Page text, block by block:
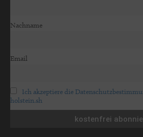
Nachname
Email
Ich akzeptiere die
holstein.sh